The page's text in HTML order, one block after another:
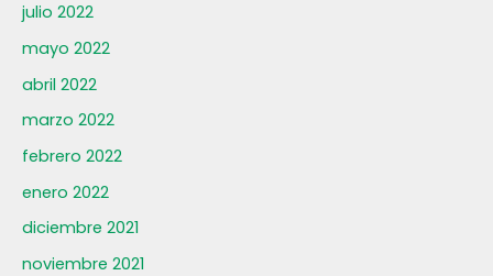
julio 2022
mayo 2022
abril 2022
marzo 2022
febrero 2022
enero 2022
diciembre 2021
noviembre 2021